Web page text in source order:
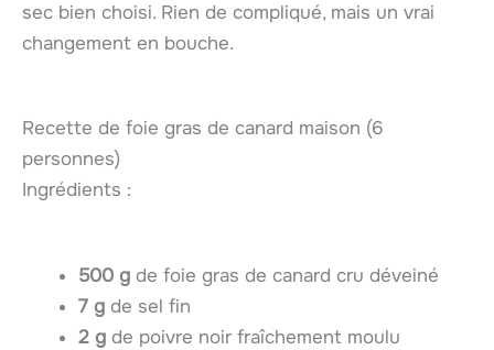
sec bien choisi. Rien de compliqué, mais un vrai
changement en bouche.
Recette de foie gras de canard maison (6
personnes)
Ingrédients :
500 g de foie gras de canard cru déveiné
7 g de sel fin
2 g de poivre noir fraîchement moulu